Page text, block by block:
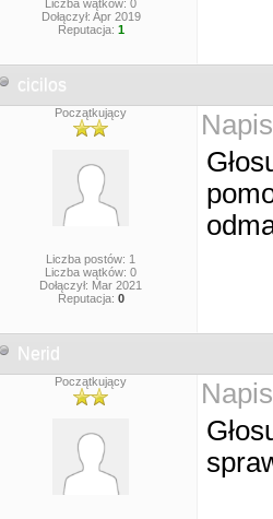
Liczba wątków: 0
Dołączył: Apr 2019
Reputacja: 1
cicilos
Początkujący
Liczba postów: 1
Liczba wątków: 0
Dołączył: Mar 2021
Reputacja: 0
Nerid
Początkujący